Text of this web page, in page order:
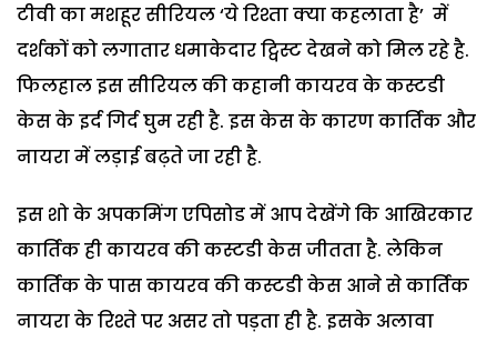
टीवी का मशहूर सीरियल ‘ये रिश्ता क्या कहलाता है’ में
दर्शकों को लगातार धमाकेदार ट्विस्ट देखने को मिल रहे है.
फिलहाल इस सीरियल की कहानी कायरव के कस्टडी
केस के इर्द गिर्द घुम रही है. इस केस के कारण कार्तिक और
नायरा में लड़ाई बढ़ते जा रही है.
इस शो के अपकमिंग एपिसोड में आप देखेंगे कि आखिरकार
कार्तिक ही कायरव की कस्टडी केस जीतता है. लेकिन
कार्तिक के पास कायरव की कस्टडी केस आने से कार्तिक
नायरा के रिश्ते पर असर तो पड़ता ही है. इसके अलावा